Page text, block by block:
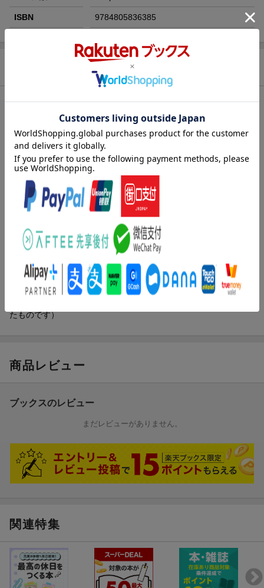
ISBN 9784805836385
目次（「BOOK」データベースより）
序章 受診の流れ／第１章 放射線（医療で使う放射線とは／Ｘ
線ＣＴ ほか）／第２章 臨床検査（尿一般検査／血液検査 ほ
か）／第３章 薬剤（薬の種類と飲み方・使い方／体内での薬の
運命 ほか）／第４章 リハビリテーション（リハビリテーショ
ンの考え方・専門職の役割と活動の実際／脳卒中の症状と後遺
症 ほか）
著者情報（「BOOK」データベースより）
藤元登四郎（フジモトトシロウ）
社団法人八日会理事長。東京大学医学部卒。医学博士。厚生労働
大臣表彰（２００２年）、シーメンス賞（ＭＲＩエスペクトロス
コピー研究、２００２年）、第１６回クリニカルＰＥＴ賞（２０
たものです）
商品レビュー
ブックスのレビュー
まだレビューがありません。
関連特集